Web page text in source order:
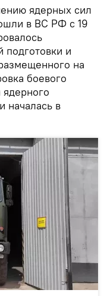
ядерных сил
в ВС РФ с 19
подготовки и
на
боевого
началась в